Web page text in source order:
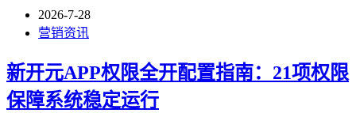
2026-7-28
营销资讯
新开元APP权限全开配置指南：21项权限
保障系统稳定运行